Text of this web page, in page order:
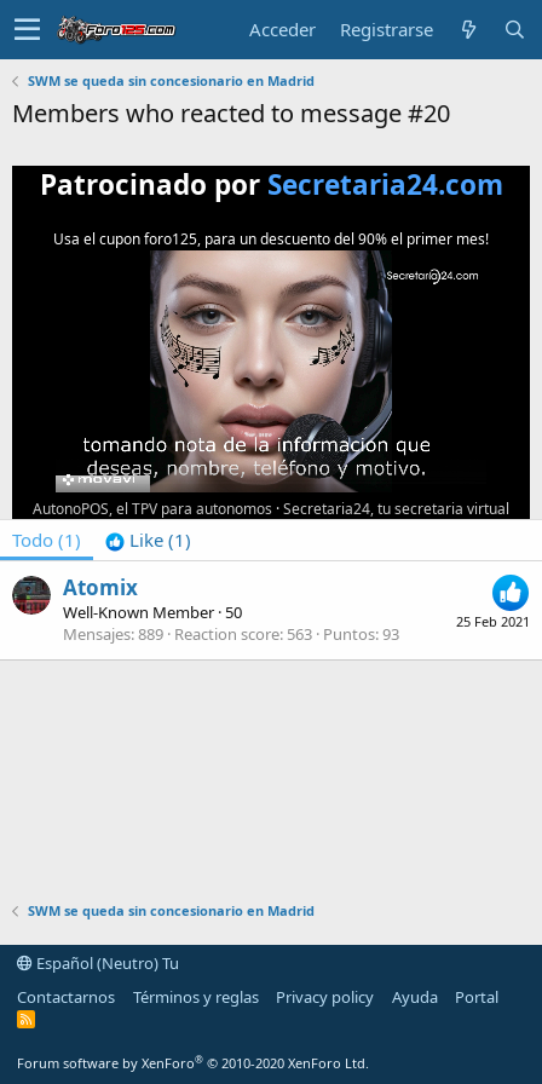
Acceder Registrarse
SWM se queda sin concesionario en Madrid
Members who reacted to message #20
Patrocinado por Secretaria24.com
Usa el cupon foro125, para un descuento del 90% el primer mes!
AutonoPOS, el TPV para autonomos ·Secretaria24, tu secretaria virtual
Todo (1) Like (1)
25 Feb 2021
Atomix
Well-Known Member ·50
Mensajes 889 Reaction score 563 Puntos 93
SWM se queda sin concesionario en Madrid
Español (Neutro) Tu
Contactarnos
Términos y reglas Privacy policy Ayuda Portal
R
Forum software by XenForo® © 2010-2020 XenForo Ltd.